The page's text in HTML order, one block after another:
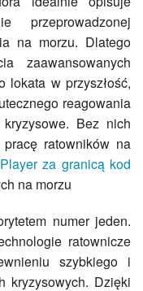
przeprowadzonej
na morzu. Dlatego
zaawansowanych
lokata w przyszłość,
reagowania
Bez nich
ratowników na
Player za granicą kod
na morzu
numer jeden.
ratownicze
szybkiego i
kryzysowych. Dzięki